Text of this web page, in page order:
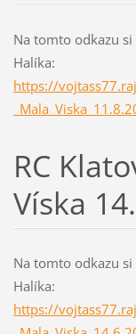
Na tomto odkazu
Halíka:
https://
RC
Víska
Na tomto odkazu
Halíka:
https://